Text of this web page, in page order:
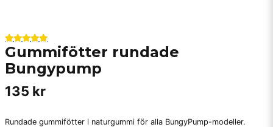
Gummifötter rundade
Bungypump
135 kr
Rundade gummifötter i naturgummi för alla BungyPump-modeller.